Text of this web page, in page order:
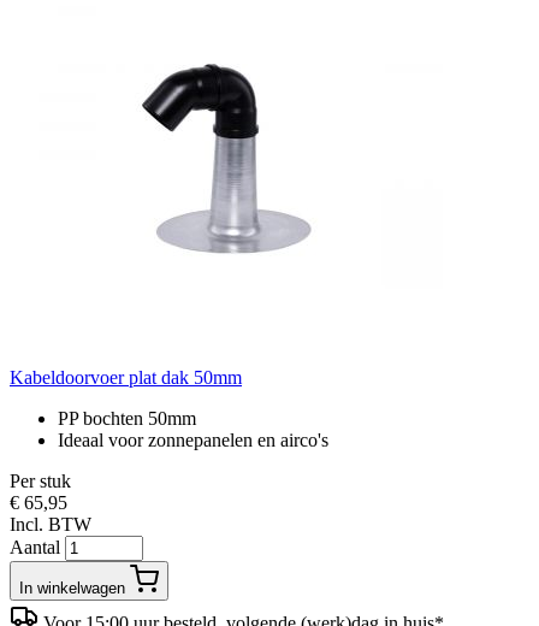
Kabeldoorvoer plat dak 50mm
PP bochten 50mm
Ideaal voor zonnepanelen en airco's
Per stuk
€ 65,95
Incl. BTW
Aantal
In winkelwagen